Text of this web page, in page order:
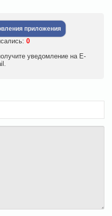
приложения
0
уведомление на E-